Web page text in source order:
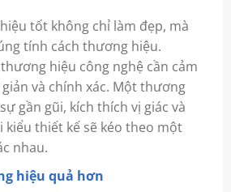
tốt không chỉ làm đẹp, mà
tính cách thương hiệu.
hiệu công nghệ cần cảm
và chính xác. Một thương
gần gũi, kích thích vị giác và
kiểu thiết kế sẽ kéo theo một
nhau.
hiệu quả hơn